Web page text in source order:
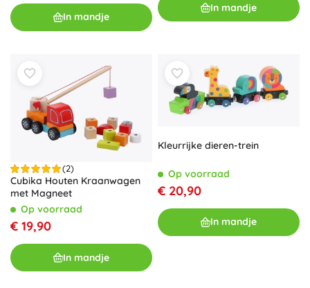
In mandje
In mandje
(2)
Cubika Houten Kraanwagen
met Magneet
Op voorraad
€ 19,90
In mandje
Kleurrijke dieren-trein
Op voorraad
€ 20,90
In mandje